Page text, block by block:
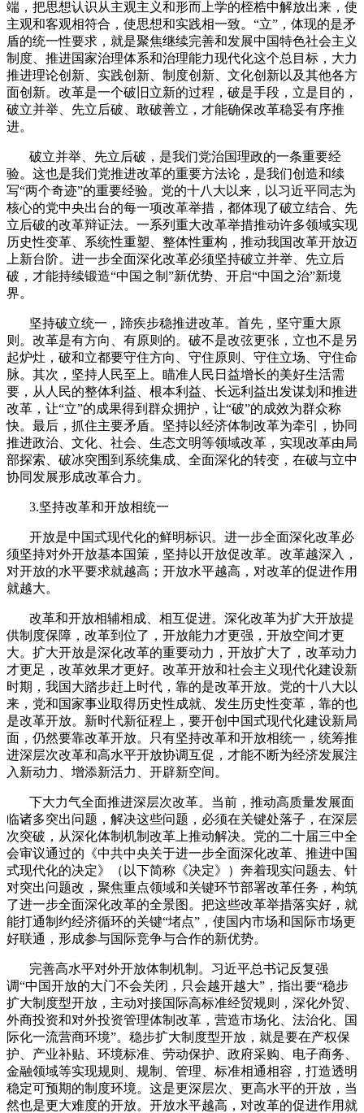
端，把思想认识从主观主义和形而上学的桎梏中解放出来，使
主观和客观相符合，使思想和实践相一致。“立”，体现的是矛
盾的统一性要求，就是聚焦继续完善和发展中国特色社会主义
制度、推进国家治理体系和治理能力现代化这个总目标，大力
推进理论创新、实践创新、制度创新、文化创新以及其他各方
面创新。改革是一个破旧立新的过程，破是手段，立是目的，
破立并举、先立后破、敢破善立，才能确保改革稳妥有序推
进。
破立并举、先立后破，是我们党治国理政的一条重要经
验。这也是我们党推进改革的重要方法论，是我们创造和续
写“两个奇迹”的重要经验。党的十八大以来，以习近平同志为
核心的党中央出台的每一项改革举措，都体现了破立结合、先
立后破的改革辩证法。一系列重大改革举措推动许多领域实现
历史性变革、系统性重塑、整体性重构，推动我国改革开放迈
上新台阶。进一步全面深化改革必须坚持破立并举、先立后
破，才能持续锻造“中国之制”新优势、开启“中国之治”新境
界。
坚持破立统一，蹄疾步稳推进改革。首先，坚守重大原
则。改革是有方向、有原则的。破不是改弦更张，立也不是另
起炉灶，破和立都要守住方向、守住原则、守住立场、守住命
脉。其次，坚持人民至上。瞄准人民日益增长的美好生活需
要，从人民的整体利益、根本利益、长远利益出发谋划和推进
改革，让“立”的成果得到群众拥护，让“破”的成效为群众称
快。最后，抓住主要矛盾。坚持以经济体制改革为牵引，协同
推进政治、文化、社会、生态文明等领域改革，实现改革由局
部探索、破冰突围到系统集成、全面深化的转变，在破与立中
协同发展形成改革合力。
3.坚持改革和开放相统一
开放是中国式现代化的鲜明标识。进一步全面深化改革必
须坚持对外开放基本国策，坚持以开放促改革。改革越深入，
对开放的水平要求就越高；开放水平越高，对改革的促进作用
就越大。
改革和开放相辅相成、相互促进。深化改革为扩大开放提
供制度保障，改革到位了，开放能力才更强，开放空间才更
大。扩大开放是深化改革的重要动力，开放扩大了，改革动力
才更足，改革效果才更好。改革开放和社会主义现代化建设新
时期，我国大踏步赶上时代，靠的是改革开放。党的十八大以
来，党和国家事业取得历史性成就、发生历史性变革，靠的也
是改革开放。新时代新征程上，要开创中国式现代化建设新局
面，仍然要靠改革开放。只有坚持改革和开放相统一，统筹推
进深层次改革和高水平开放协调互促，才能不断为经济发展注
入新动力、增添新活力、开辟新空间。
下大力气全面推进深层次改革。当前，推动高质量发展面
临诸多突出问题，解决这些问题，必须在关键处落子，在深层
次突破，从深化体制机制改革上推动解决。党的二十届三中全
会审议通过的《中共中央关于进一步全面深化改革、推进中国
式现代化的决定》（以下简称《决定》）奔着现实问题去、针
对突出问题改，聚焦重点领域和关键环节部署改革任务，构筑
了进一步全面深化改革的全景图。把这些改革举措落实好，就
能打通制约经济循环的关键“堵点”，使国内市场和国际市场更
好联通，形成参与国际竞争与合作的新优势。
完善高水平对外开放体制机制。习近平总书记反复强
调“中国开放的大门不会关闭，只会越开越大”，指出要“稳步
扩大制度型开放，主动对接国际高标准经贸规则，深化外贸、
外商投资和对外投资管理体制改革，营造市场化、法治化、国
际化一流营商环境”。稳步扩大制度型开放，就是要在产权保
护、产业补贴、环境标准、劳动保护、政府采购、电子商务、
金融领域等实现规则、规制、管理、标准相通相容，打造透明
稳定可预期的制度环境。这是更深层次、更高水平的开放，当
然也是更大难度的开放。开放水平越高，对改革的促进作用就